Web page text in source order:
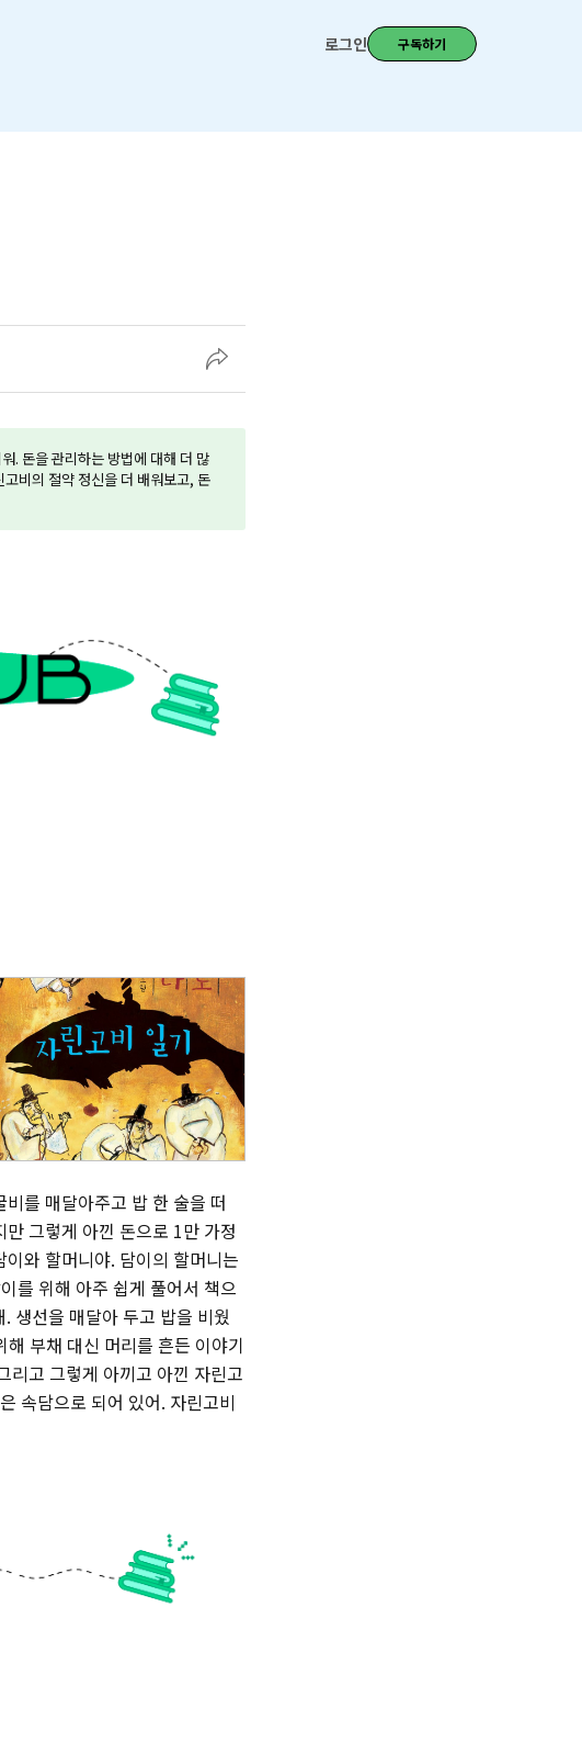
로그인 구독하기
. 돈을 관리하는 방법에 대해 더 많
비의 절약 정신을 더 배워보고, 돈
를 매달아주고 밥 한 술을 떠
그렇게 아낀 돈으로 1만 가정
와 할머니야. 담이의 할머니는
를 위해 아주 쉽게 풀어서 책으
생선을 매달아 두고 밥을 비웠
부채 대신 머리를 흔든 이야기
리고 그렇게 아끼고 아낀 자린고
속담으로 되어 있어. 자린고비